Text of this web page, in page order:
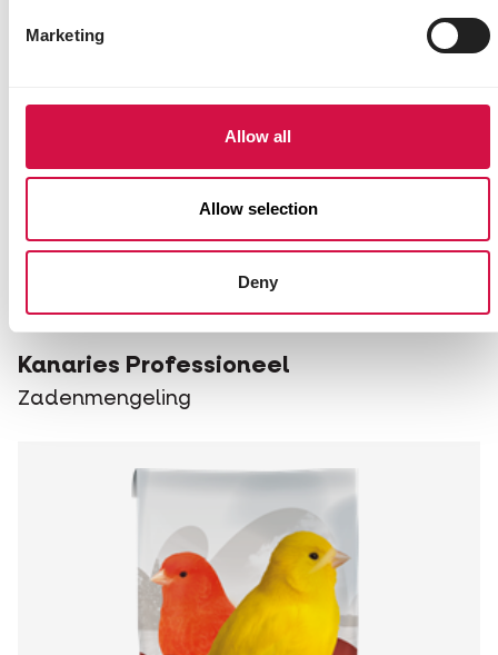
Marketing
Allow all
Allow selection
Deny
Kanaries Professioneel
Zadenmengeling